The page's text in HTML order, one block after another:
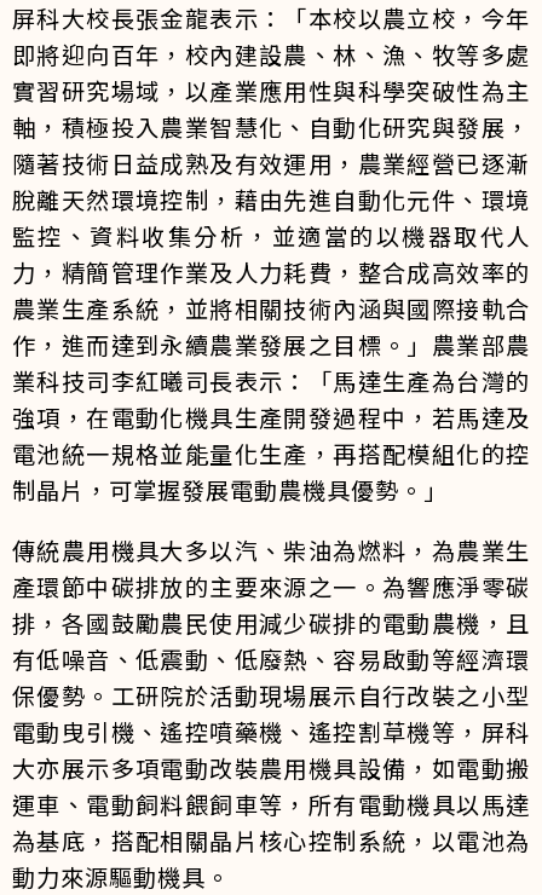
屏科大校長張金龍表示：「本校以農立校，今年
即將迎向百年，校內建設農、林、漁、牧等多處
實習研究場域，以產業應用性與科學突破性為主
軸，積極投入農業智慧化、自動化研究與發展，
隨著技術日益成熟及有效運用，農業經營已逐漸
脫離天然環境控制，藉由先進自動化元件、環境
監控、資料收集分析，並適當的以機器取代人
力，精簡管理作業及人力耗費，整合成高效率的
農業生產系統，並將相關技術內涵與國際接軌合
作，進而達到永續農業發展之目標。」農業部農
業科技司李紅曦司長表示：「馬達生產為台灣的
強項，在電動化機具生產開發過程中，若馬達及
電池統一規格並能量化生產，再搭配模組化的控
制晶片，可掌握發展電動農機具優勢。」
傳統農用機具大多以汽、柴油為燃料，為農業生
產環節中碳排放的主要來源之一。為響應淨零碳
排，各國鼓勵農民使用減少碳排的電動農機，且
有低噪音、低震動、低廢熱、容易啟動等經濟環
保優勢。工研院於活動現場展示自行改裝之小型
電動曳引機、遙控噴藥機、遙控割草機等，屏科
大亦展示多項電動改裝農用機具設備，如電動搬
運車、電動飼料餵飼車等，所有電動機具以馬達
為基底，搭配相關晶片核心控制系統，以電池為
動力來源驅動機具。